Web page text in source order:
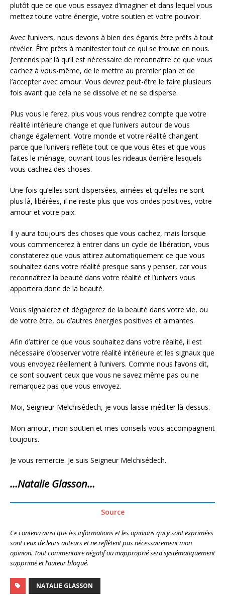
plutôt que ce que vous essayez d’imaginer et dans lequel vous
mettez toute votre énergie, votre soutien et votre pouvoir.
Avec l’univers, nous devons à bien des égards être prêts à tout
révéler. Être prêts à manifester tout ce qui se trouve en nous.
J’entends par là qu’il est nécessaire de reconnaître ce que vous
cachez à vous-même, de le mettre au premier plan et de
l’accepter avec amour. Vous devrez peut-être le faire plusieurs
fois avant que cela ne se dissolve et ne se disperse.
Plus vous le ferez, plus vous vous rendrez compte que votre
réalité intérieure change et que l’univers autour de vous
change également. Votre monde et votre réalité changent
parce que l’univers reflète tout ce que vous êtes et que vous
faites le ménage, ouvrant tous les rideaux derrière lesquels
vous cachiez des choses.
Une fois qu’elles sont dispersées, aimées et qu’elles ne sont
plus là, libérées, il ne reste plus que vos ondes positives, votre
amour et votre paix.
Il y aura toujours des choses que vous cachez, mais lorsque
vous commencerez à entrer dans un cycle de libération, vous
constaterez que vous attirez automatiquement ce que vous
souhaitez dans votre réalité presque sans y penser, car vous
reconnaîtrez la beauté dans votre réalité et l’univers vous
apportera donc de la beauté.
Vous signalerez et dégagerez de la beauté dans votre vie, ou
de votre être, ou d’autres énergies positives et aimantes.
Afin d’attirer ce que vous souhaitez dans votre réalité, il est
nécessaire d’observer votre réalité intérieure et les signaux que
vous envoyez réellement à l’univers. Comme nous l’avons dit,
ce sont souvent ceux que vous ne savez même pas ou ne
remarquez pas que vous envoyez.
Moi, Seigneur Melchisédech, je vous laisse méditer là-dessus.
Mon amour, mon soutien et mes conseils vous accompagnent
toujours.
Je vous remercie. Je suis Seigneur Melchisédech.
…Natalie Glasson…
Source
Ce contenu ainsi que les informations et les opinions qui y sont exprimées
sont ceux de leurs auteurs et ne reflètent pas nécessairement mon
opinion. Tout commentaire négatif ou inapproprié sera systématiquement
supprimé et l’auteur bloqué.
NATALIE GLASSON